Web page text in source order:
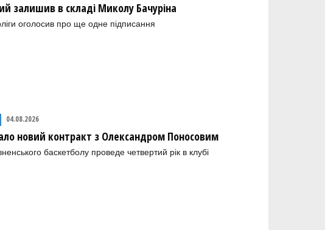
залишив в складі Миколу Бачуріна
оголосив про ще одне підписання
04.08.2026
новий контракт з Олександром Поносовим
баскетболу проведе четвертий рік в клубі